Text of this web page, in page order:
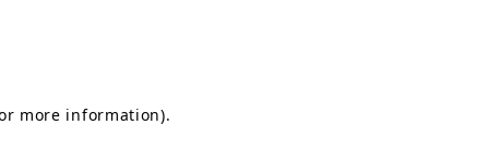
more information).